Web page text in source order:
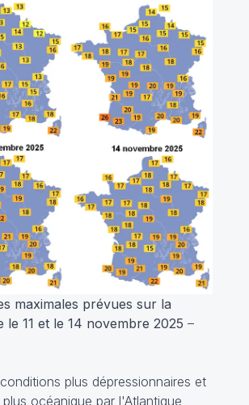
maximales prévues sur la
le 11 et le 14 novembre 2025 –
plus dépressionnaires et
océanique par l'Atlantique